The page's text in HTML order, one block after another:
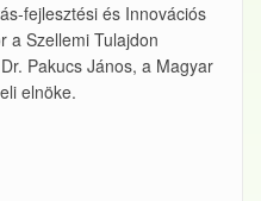
fejlesztési és Innovációs
a Szellemi Tulajdon
Pakucs János, a Magyar
elnöke.